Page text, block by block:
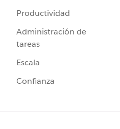
Productividad
Administración de
tareas
Escala
Confianza